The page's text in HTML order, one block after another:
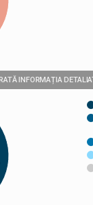
INFORMAȚIA